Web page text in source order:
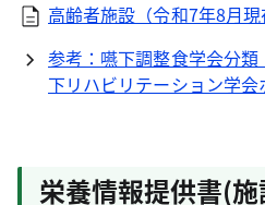
高齢者施設（令和7年8月現
参考：嚥下調整食学会分
下リハビリテーション学会
栄養情報提供書(